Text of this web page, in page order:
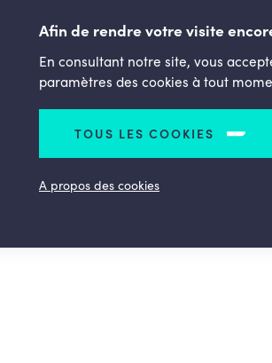
2024
Afin de rendre votre visite
En consultant notre site, vous
paramètres des cookies à tout
TOUS LES COOKIES
A propos des cookies